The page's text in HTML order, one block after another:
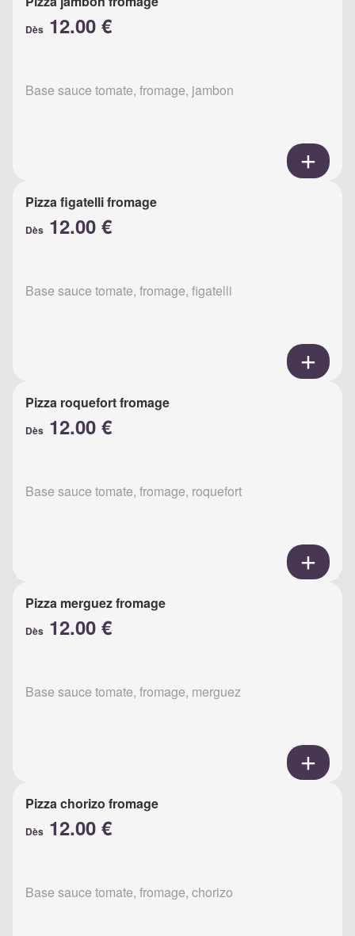
Dès 12.00 €
Base sauce tomate, fromage, jambon
Pizza figatelli fromage
Dès 12.00 €
Base sauce tomate, fromage, figatelli
Pizza roquefort fromage
Dès 12.00 €
Base sauce tomate, fromage, roquefort
Pizza merguez fromage
Dès 12.00 €
Base sauce tomate, fromage, merguez
Pizza chorizo fromage
Dès 12.00 €
Base sauce tomate, fromage, chorizo